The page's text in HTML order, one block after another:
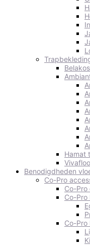
Hamat
Benodigdheden
Co-Pro
Co-Pro
Co-Pro
Co-Pro